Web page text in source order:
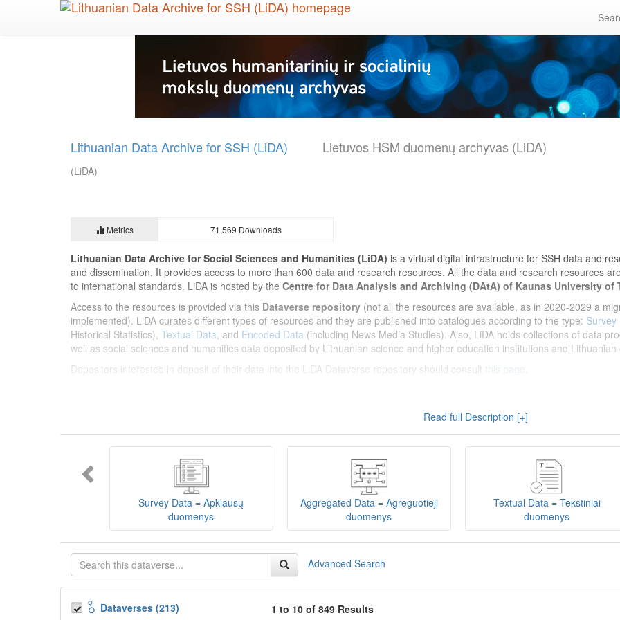
Lithuanian Data Archive for SSH (LiDA)
(LiDA)
Lietuvos HSM duomenų archyvas (LiDA)
Metrics 71,569 Downloads
Lithuanian Data Archive for Social Sciences and Humanities (LiDA) is a virtual digital infrastructure for SSH data and
and dissemination. It provides access to more than 600 data and research resources. All the data and research resources
to international standards. LiDA is hosted by the Centre for Data Analysis and Archiving (DAtA) of Kaunas University of
Access to the resources is provided via this Dataverse repository (not all the resources are available, as in 2020-2029 a
implemented). LiDA curates different types of resources and they are published into catalogues according to the type: Survey
Historical Statistics), Textual Data, and Encoded Data (including News Media Studies). Also, LiDA holds collections of data
well as social sciences and humanities data deposited by Lithuanian science and higher education institutions and
Depositors interested in deposit of their data into the LiDA Dataverse repository should consult this page
yra virtuali skaitmeninė empirinių HSM
sklaidos infrastruktūra, suteikianti prieigą prie daugiau nei 600 duomenų ir tyrimų išteklių. Visi duomenų ir tyrimų ištekliai yra
tarptautinius standartus. LiDA įsikūręsKauno technologijos universiteto Duomenų analizės ir archyvavimo (DAtA)
Prieigai prie išteklių naudojama ši
(kol kas ne visi ištekliai prieinami, nes 2020-2029 m. vykdomas
įvairių tipų išteklius ir jie publikuojami atskiruose kataloguose pagal tipą:
Interviu duomenys
duomenys
Koduotieji duomenys (įskaitant Žiniasklaidos tyrimus). Taip pat LiDA talpinami didelių nacionalinių projektų
mokslo ir studijų bei Lietuvos valstybės institucijų deponuoti socialinių ir humanitarinių mokslų duomenų rinkiniai (Kitų
talpykla, surasti ir parsisiųsti duomenis, siūlome susipažinti su
LiDA Dataverse talpyklos naudotojo vadovu.
Read full Description [+]
Survey Data = Apklausų
duomenys
Aggregated Data = Agreguotieji
duomenys
Textual Data = Tekstiniai
duomenys
Advanced Search
Dataverses (213)
1 to 10 of 849 Results